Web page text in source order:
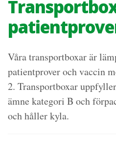
Recarebox tillbehör
Läkemedelshantering –
och läkemedelsavfall
Så här funkar Recarebox
Referenscase för Recarebox
Våra transportboxar är
patientprover och vaccin
2. Transportboxar
ämne kategori B och
och håller kyla.